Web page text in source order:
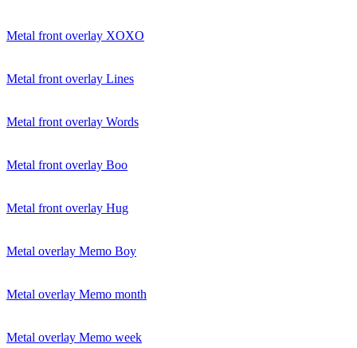
Metal front overlay XOXO
Metal front overlay Lines
Metal front overlay Words
Metal front overlay Boo
Metal front overlay Hug
Metal overlay Memo Boy
Metal overlay Memo month
Metal overlay Memo week